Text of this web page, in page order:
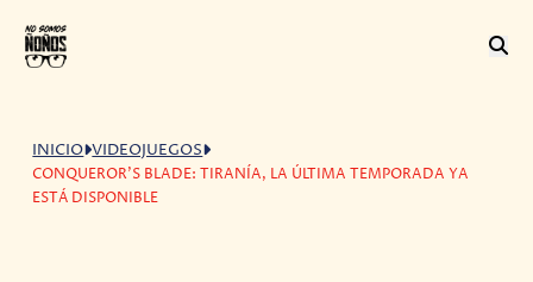
INICIO VIDEOJUEGOS
CONQUEROR'S BLADE: TIRANÍA, LA ÚLTIMA TEMPORADA YA
ESTÁ DISPONIBLE